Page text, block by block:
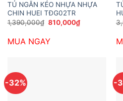
TỦ NGĂN KÉO NHỰA NHỰA
CHIN HUEI TĐG02TR
1,390,000₫ Giá
1,390,000₫.
810,000₫Giá
hiện
MUA NGAY
-32% -